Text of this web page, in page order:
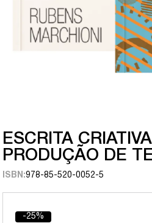
ESCRITA
PRODUÇÃO DE
ISBN:978-85-520-0052-5
-25%